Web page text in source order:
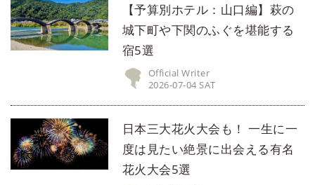
【予算別ホテル：山口編】萩の
城下町や下関のふぐを堪能する
宿5選
Official Writer
2026-07-04 SAT
日本三大花火大会も！ 一生に一
度は見たい絶景に出会える有名
花火大会5選